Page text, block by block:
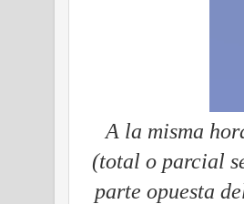
A la misma
(total o parcial
parte opuesta